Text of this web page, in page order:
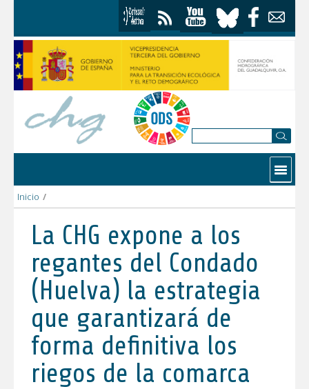
Contactar
Inicio /
La CHG expone a los
regantes del Condado
(Huelva) la estrategia
que garantizará de
forma definitiva los
riegos de la comarca